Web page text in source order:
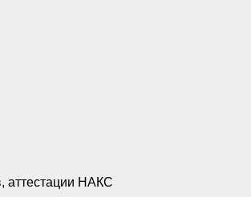
аттестации НАКС